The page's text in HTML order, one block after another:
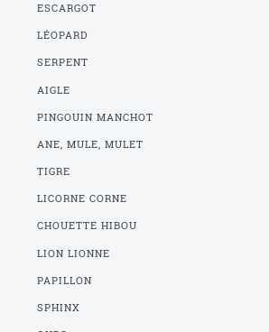
ESCARGOT
LÉOPARD
SERPENT
AIGLE
PINGOUIN MANCHOT
ANE, MULE, MULET
TIGRE
LICORNE CORNE
CHOUETTE HIBOU
LION LIONNE
PAPILLON
SPHINX